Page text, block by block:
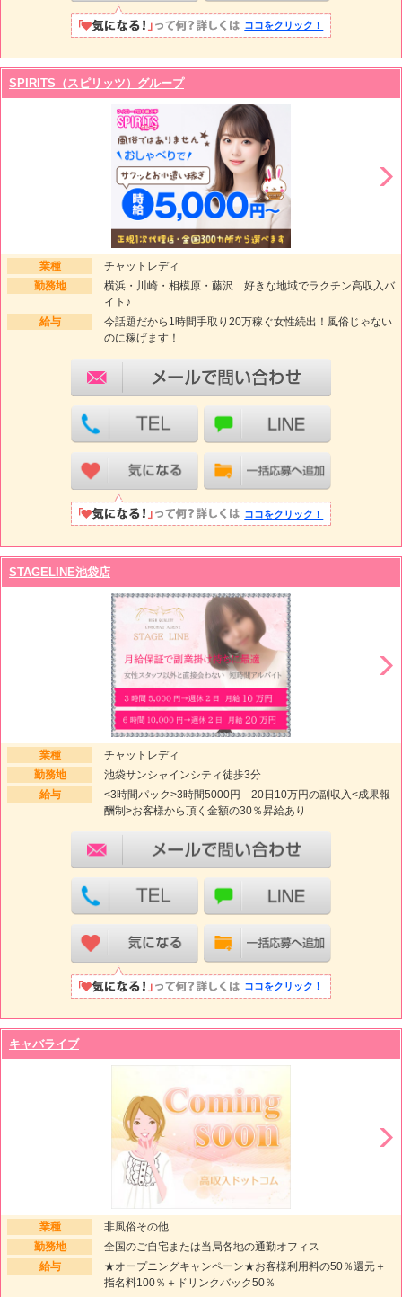
ココをクリック！
SPIRITS（スピリッツ）グループ
業種
チャットレディ
勤務地
横浜・川崎・相模原・藤沢…好きな地域でラクチン高収入バ
イト♪
給与
今話題だから1時間手取り20万稼ぐ女性続出！風俗じゃない
のに稼げます！
ココをクリック！
STAGELINE池袋店
業種
チャットレディ
勤務地
池袋サンシャインシティ徒歩3分
給与
<3時間パック>3時間5000円 20日10万円の副収入<成果報
酬制>お客様から頂く金額の30％昇給あり
ココをクリック！
キャバライブ
業種
非風俗その他
勤務地
全国のご自宅または当局各地の通勤オフィス
給与
★オープニングキャンペーン★お客様利用料の50％還元＋
指名料100％＋ドリンクバック50％